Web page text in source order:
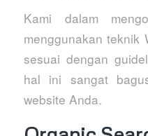
Kami dalam
menggunakan teknik
sesuai dengan
hal ini sangat
website Anda.